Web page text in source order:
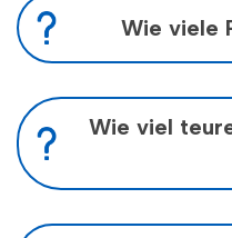
Wie viele
Unsere größten
Wenn Gepäck
Wie viel
Der Preis für ein